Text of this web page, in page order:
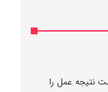
نتیجه عمل را